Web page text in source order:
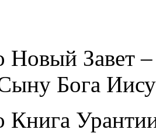
Новый Завет
Бога
Книга